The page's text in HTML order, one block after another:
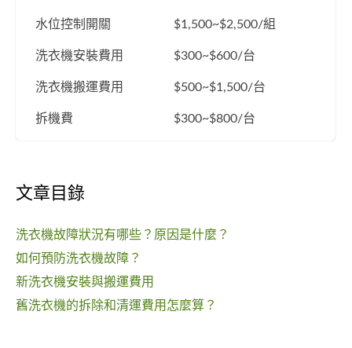
水位控制開關 $1,500~$2,500/組
洗衣機安裝費用 $300~$600/台
洗衣機搬運費用 $500~$1,500/台
拆機費 $300~$800/台
文章目錄
洗衣機故障狀況有哪些？原因是什麼？
如何預防洗衣機故障？
新洗衣機安裝與搬運費用
舊洗衣機的拆除和清運費用怎麼算？